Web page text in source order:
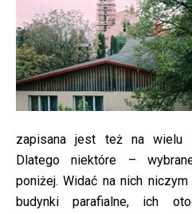
zapisana jest też na wielu
Dlatego niektóre –
poniżej. Widać na nich niczym
budynki parafialne, ich